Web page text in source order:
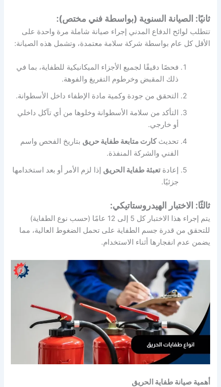
ثانيًا: الصيانة السنوية (بواسطة فني مختص):
تتطلب لوائح الدفاع المدني إجراء صيانة شاملة مرة واحدة على
الأقل كل عام بواسطة شركة سلامة معتمدة، وتشمل هذه الصيانة:
فحصًا دقيقًا لجميع الأجزاء الميكانيكية للطفاية، بما في
ذلك المقبض وخرطوم التفريغ والفوهة.
التحقق من جودة وكمية مادة الإطفاء داخل الأسطوانة.
التأكد من سلامة الأسطوانة وخلوها من أي تآكل داخلي
أو خارجي.
تحديثكارت متابعة طفاية حريق بتاريخ الفحص واسم
الفني والشركة المنفذة.
إعادةتعبئة طفاية الحريق إذا لزم الأمر أو بعد استخدامها
جزئيًا.
ثالثًا: الاختبار الهيدروستاتيكي:
يتم إجراء هذا الاختبار كل 5 إلى 12 عامًا (حسب نوع الطفاية)
للتحقق من قدرة جسم الطفاية على تحمل الضغوط العالية، مما
يضمن عدم انفجارها أثناء الاستخدام.
أهمية صيانة طفاية الحريق